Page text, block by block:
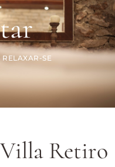
RELAXAR-SE
Retiro